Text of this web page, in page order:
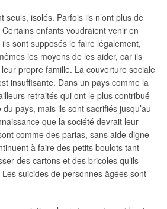
seuls, isolés. Parfois ils n’ont plus de
enfants voudraient venir en
sont supposés le faire légalement,
les moyens de les aider, car ils
propre famille. La couverture sociale
insuffisante. Dans un pays comme la
retraités qui ont le plus contribué
pays, mais ils sont sacrifiés jusqu’au
que la société devrait leur
comme des parias, sans aide digne
à faire des petits boulots tant
des cartons et des bricoles qu’ils
suicides de personnes âgées sont